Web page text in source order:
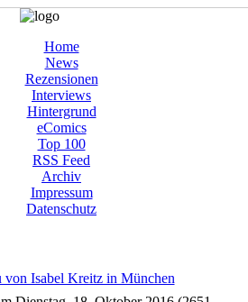
Home
News
Rezensionen
Interviews
Hintergrund
eComics
Top 100
RSS Feed
Archiv
Impressum
Datenschutz
von Isabel Kreitz in München